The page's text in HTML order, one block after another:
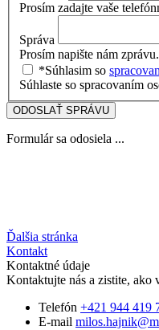
Prosím zadajte vaše
Správa
Prosím napište nám zprávu.
*Súhlasim so
Súhlaste so spracovaním
ODOSLAŤ SPRÁVU
Formulár sa odosiela ...
Ďalšia stránka
Kontakt
Kontaktné údaje
Kontaktujte nás a zistite, ako
Telefón +421 944 419
E-mail